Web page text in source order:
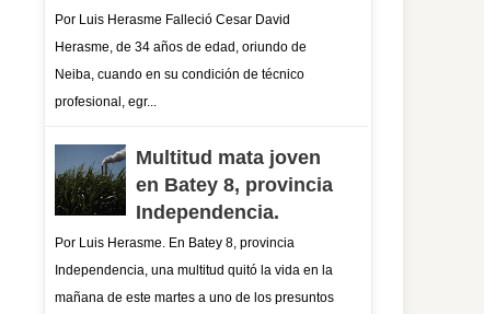
Por Luis Herasme Falleció Cesar David
Herasme, de 34 años de edad, oriundo de
Neiba, cuando en su condición de técnico
profesional, egr...
Multitud mata joven
en Batey 8, provincia
Independencia.
Por Luis Herasme. En Batey 8, provincia
Independencia, una multitud quitó la vida en la
mañana de este martes a uno de los presuntos